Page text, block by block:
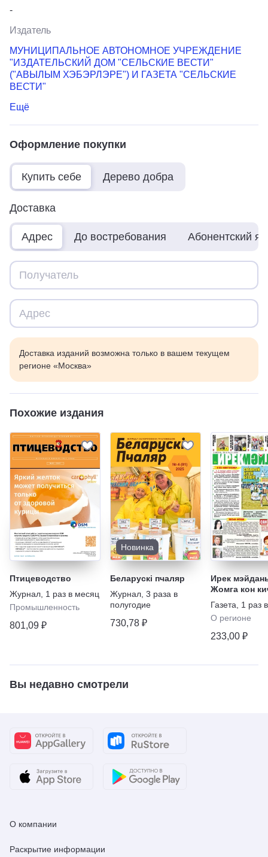
-
Издатель
МУНИЦИПАЛЬНОЕ АВТОНОМНОЕ УЧРЕЖДЕНИЕ
"ИЗДАТЕЛЬСКИЙ ДОМ "СЕЛЬСКИЕ ВЕСТИ"
("АВЫЛЫМ ХЭБЭРЛЭРЕ") И ГАЗЕТА "СЕЛЬСКИЕ
ВЕСТИ"
Ещё
Оформление покупки
Купить себе Дерево добра
Доставка
Адрес До востребования Абонентский
Доставка изданий возможна только в вашем текущем
регионе «Москва»
Похожие издания
Птицеводство
Журнал 1 раз в месяц
Промышленность
801,09 ₽
Новинка
Беларускi пчаляр
Журнал 3 раза в
полугодие
730,78 ₽
Ирек
Жомга кон
(на
Газета
1 раз
О регионе
233,00 ₽
Вы недавно смотрели
О компании
Раскрытие информации